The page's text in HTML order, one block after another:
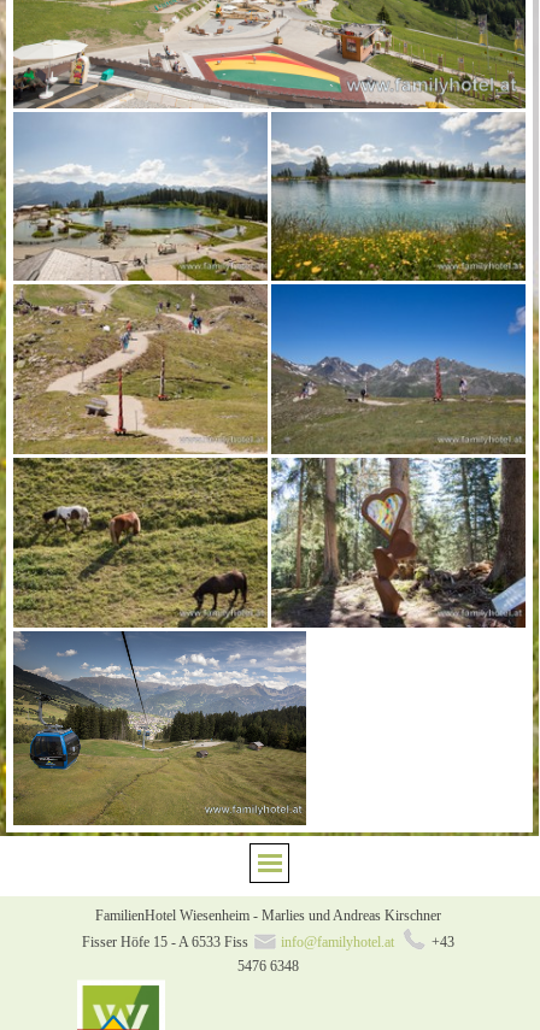
FamilienHotel Wiesenheim - Marlies und Andreas Kirschner
Fisser Höfe 15 -A 6533 Fiss info@familyhotel.at
+43
5476 6348